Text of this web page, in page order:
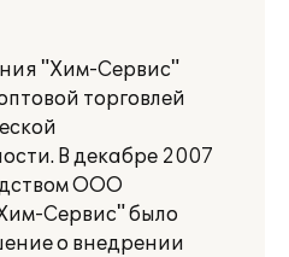
"Хим-Сервис"
торговлей
В декабре 2007
ООО
Сервис" было
о внедрении